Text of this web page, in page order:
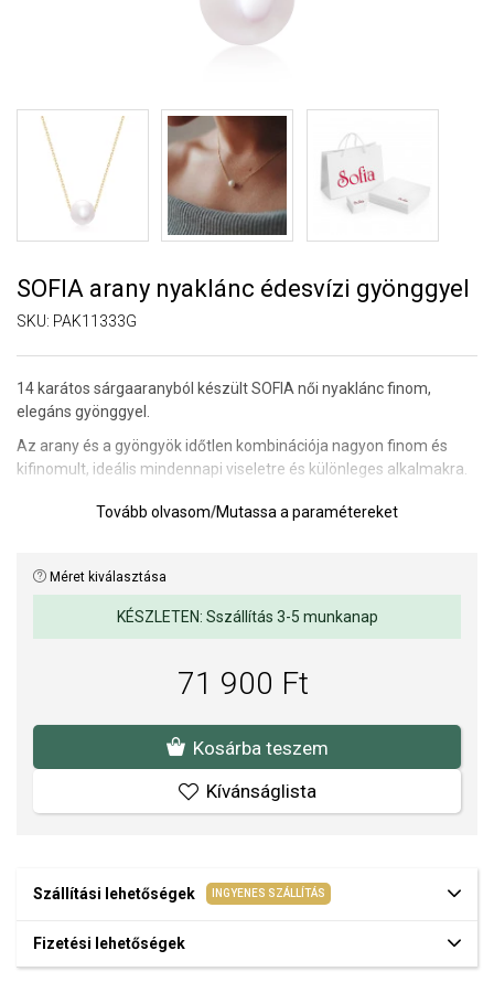
SOFIA arany nyaklánc édesvízi gyönggyel
SKU: PAK11333G
14 karátos sárgaaranyból készült SOFIA női nyaklánc finom,
elegáns gyönggyel.
Az arany és a gyöngyök időtlen kombinációja nagyon finom és
kifinomult, ideális mindennapi viseletre és különleges alkalmakra.
Gyöngy átmérője: 6 mm.
Az anyagok és a kivitelezés minősége elsőrendű számunkra.
Felületkezelésünk, drágaköveink és gyöngyeink beépítése
Tovább olvasom/Mutassa a paramétereket
Méret kiválasztása
KÉSZLETEN: Sszállítás 3-5 munkanap
71 900 Ft
Kosárba teszem
Kívánságlista
Szállítási lehetőségek INGYENES SZÁLLÍTÁS
Fizetési lehetőségek